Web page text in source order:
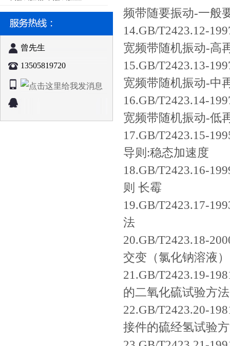
曾先生
13505819720
频带随要振动-一般
14.GB/T2423.12-
宽频带随机振动-高
15.GB/T2423.13-
宽频带随机振动-中
16.GB/T2423.14-
宽频带随机振动-低
17.GB/T2423.15-
导则:稳态加速度
18.GB/T2423.16-
则 长霉
19.GB/T2423.17-
法
20.GB/T2423.18-
交变（氯化钠溶液）
21.GB/T2423.19-
的二氧化硫试验方法
22.GB/T2423.20-
接件的硫经氢试验